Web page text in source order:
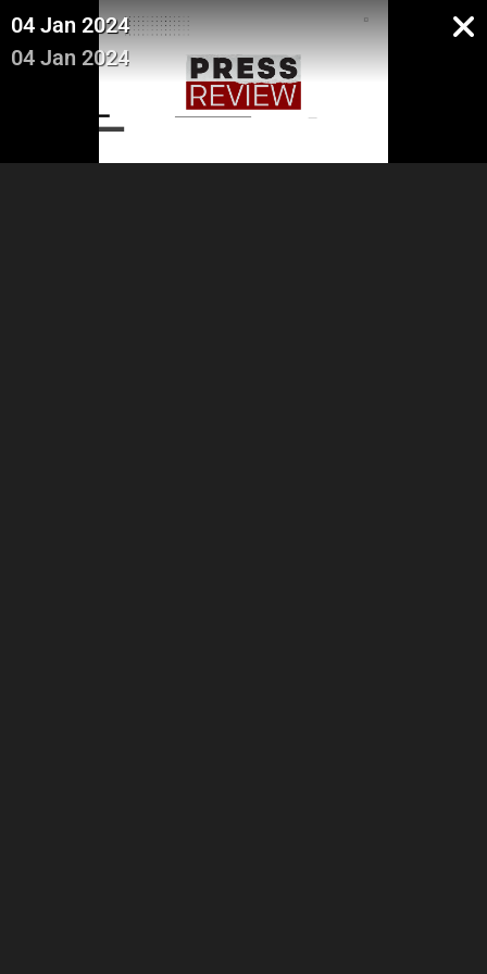
04 Jan 2024
04 Jan 2024